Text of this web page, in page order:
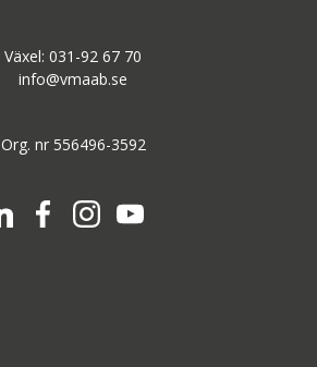
Växel: 031-92 67 70
info@vmaab.se
Org. nr 556496-3592